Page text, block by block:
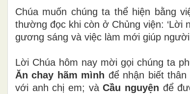
Chúa muốn chúng ta thể hiện bằng
thường đọc khi còn ở Chủng viện: ‘Lời
gương sáng và việc làm mới giúp
Lời Chúa hôm nay mời gọi chúng ta
Ăn chay hãm mình để nhận biết thân
với anh chị em; vàCầu nguyện để